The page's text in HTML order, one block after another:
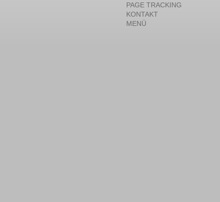
PAGE TRACKING
KONTAKT
MENÜ